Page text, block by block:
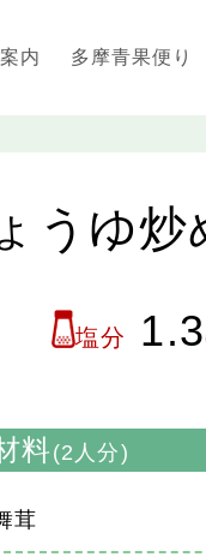
内 多摩青果便り
うゆ炒
塩分 1.3
料 (2人分)
茸